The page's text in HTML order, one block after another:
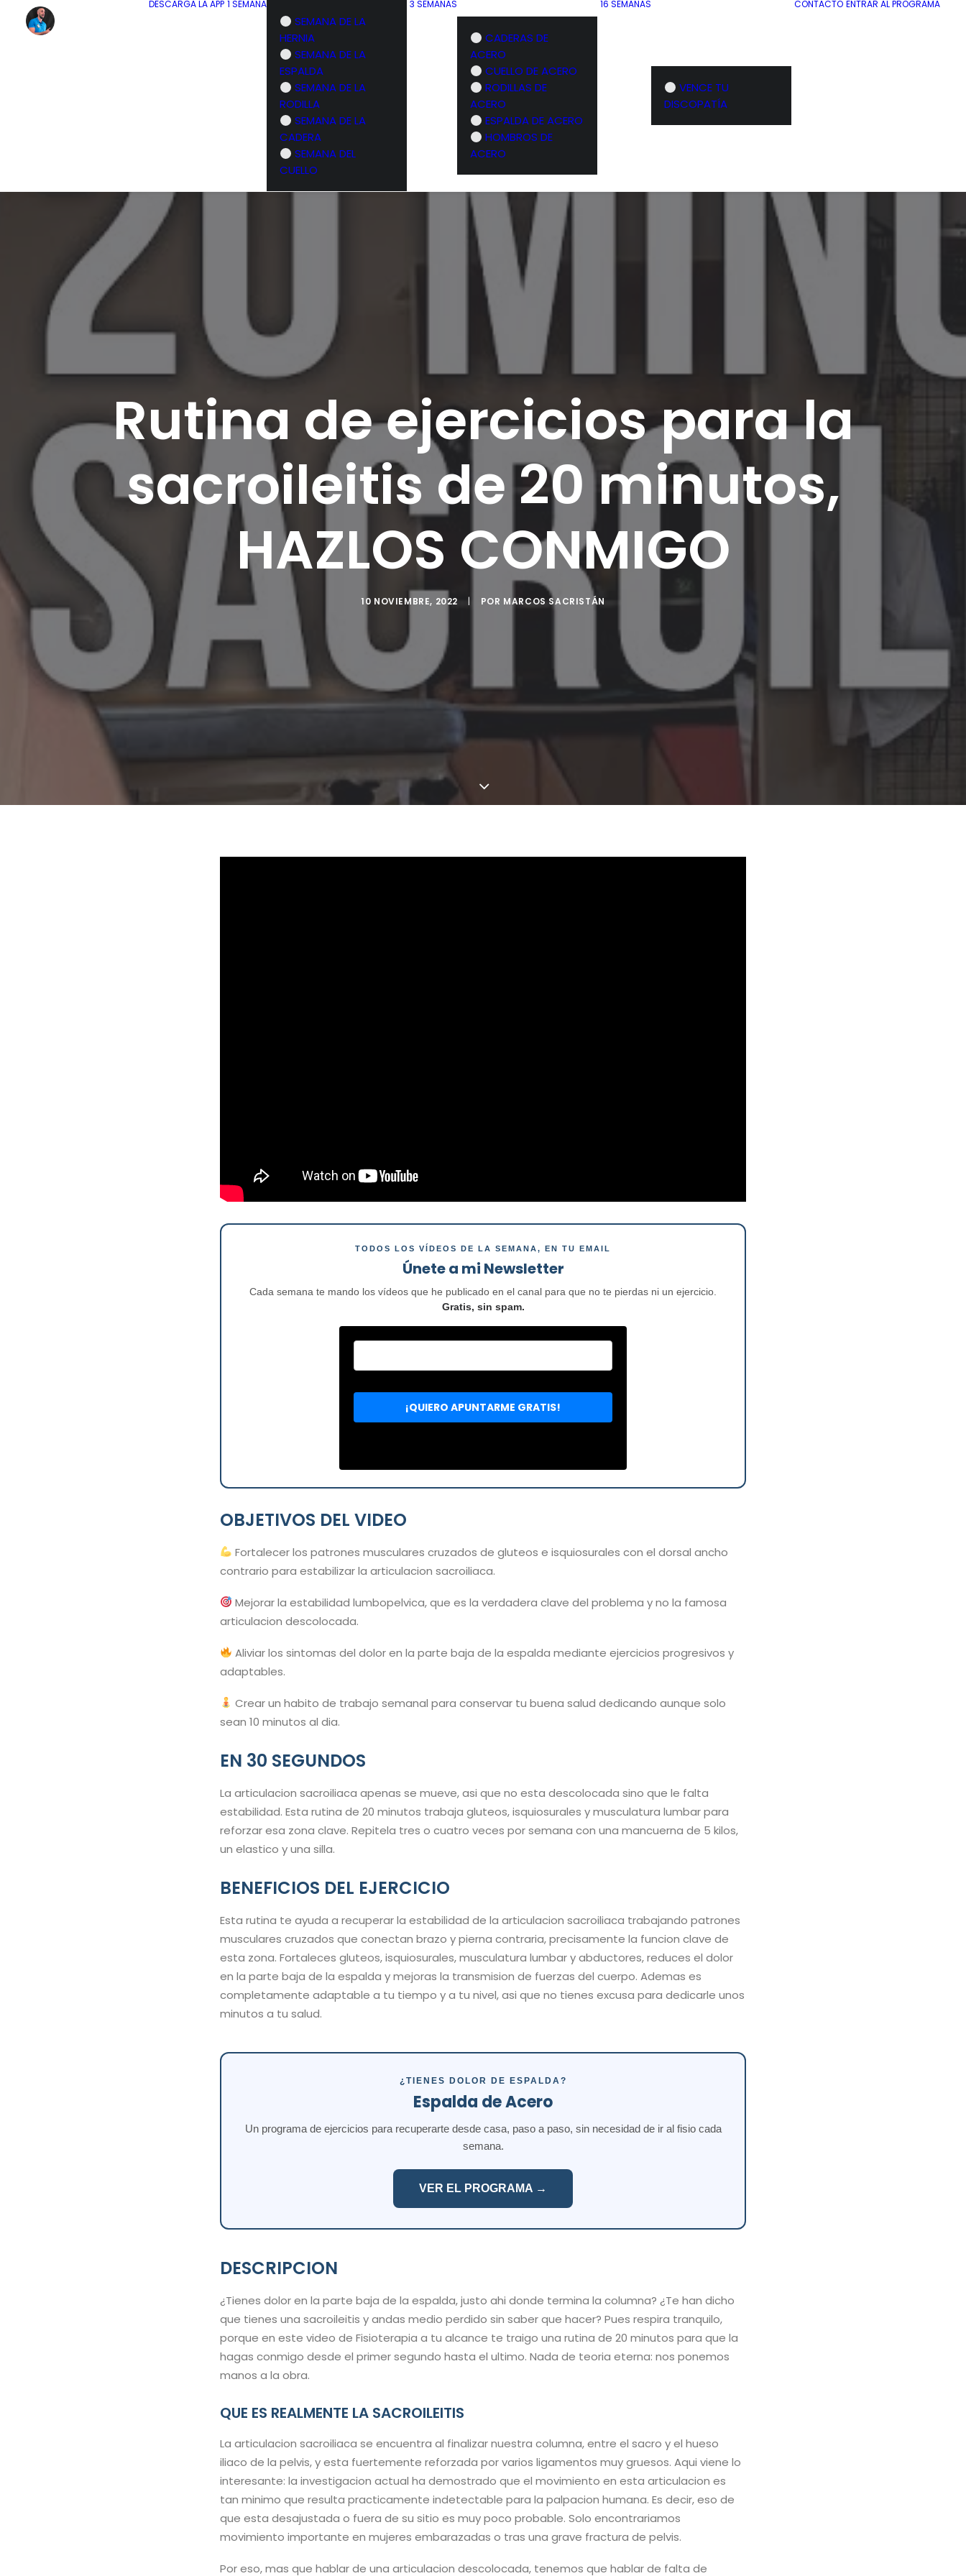
DESCARGA LA APP 1 SEMANA
SEMANA DE LA
HERNIA
SEMANA DE LA
ESPALDA
SEMANA DE LA
RODILLA
SEMANA DE LA
CADERA
SEMANA DEL
CUELLO
3 SEMANAS
CADERAS DE
ACERO
CUELLO DE ACERO
RODILLAS DE
ACERO
ESPALDA DE ACERO
HOMBROS DE
ACERO
16 SEMANAS
VENCE TU
DISCOPATÍA
CONTACTO ENTRAR AL PROGRAMA
Rutina de ejercicios para la
sacroileitis de 20 minutos,
HAZLOS CONMIGO
10 NOVIEMBRE, 2022 | POR MARCOS SACRISTÁN
TODOS LOS VÍDEOS DE LA SEMANA, EN TU EMAIL
Únete a mi Newsletter
Cada semana te mando los vídeos que he publicado en el canal para que no te pierdas ni un ejercicio.
Gratis, sin spam.
OBJETIVOS DEL VIDEO
Fortalecer los patrones musculares cruzados de gluteos e isquiosurales con el dorsal ancho
contrario para estabilizar la articulacion sacroiliaca.
Mejorar la estabilidad lumbopelvica, que es la verdadera clave del problema y no la famosa
articulacion descolocada.
Aliviar los sintomas del dolor en la parte baja de la espalda mediante ejercicios progresivos y
adaptables.
Crear un habito de trabajo semanal para conservar tu buena salud dedicando aunque solo
sean 10 minutos al dia.
EN 30 SEGUNDOS
La articulacion sacroiliaca apenas se mueve, asi que no esta descolocada sino que le falta
estabilidad. Esta rutina de 20 minutos trabaja gluteos, isquiosurales y musculatura lumbar para
reforzar esa zona clave. Repitela tres o cuatro veces por semana con una mancuerna de 5 kilos,
un elastico y una silla.
BENEFICIOS DEL EJERCICIO
Esta rutina te ayuda a recuperar la estabilidad de la articulacion sacroiliaca trabajando patrones
musculares cruzados que conectan brazo y pierna contraria, precisamente la funcion clave de
esta zona. Fortaleces gluteos, isquiosurales, musculatura lumbar y abductores, reduces el dolor
en la parte baja de la espalda y mejoras la transmision de fuerzas del cuerpo. Ademas es
completamente adaptable a tu tiempo y a tu nivel, asi que no tienes excusa para dedicarle unos
minutos a tu salud.
¿TIENES DOLOR DE ESPALDA?
Espalda de Acero
Un programa de ejercicios para recuperarte desde casa, paso a paso, sin necesidad de ir al fisio cada
semana.
VER EL PROGRAMA →
DESCRIPCION
¿Tienes dolor en la parte baja de la espalda, justo ahi donde termina la columna? ¿Te han dicho
que tienes una sacroileitis y andas medio perdido sin saber que hacer? Pues respira tranquilo,
porque en este video de Fisioterapia a tu alcance te traigo una rutina de 20 minutos para que la
hagas conmigo desde el primer segundo hasta el ultimo. Nada de teoria eterna: nos ponemos
manos a la obra.
QUE ES REALMENTE LA SACROILEITIS
La articulacion sacroiliaca se encuentra al finalizar nuestra columna, entre el sacro y el hueso
iliaco de la pelvis, y esta fuertemente reforzada por varios ligamentos muy gruesos. Aqui viene lo
interesante: la investigacion actual ha demostrado que el movimiento en esta articulacion es
tan minimo que resulta practicamente indetectable para la palpacion humana. Es decir, eso de
que esta desajustada o fuera de su sitio es muy poco probable. Solo encontrariamos
movimiento importante en mujeres embarazadas o tras una grave fractura de pelvis.
Por eso, mas que hablar de una articulacion descolocada, tenemos que hablar de falta de